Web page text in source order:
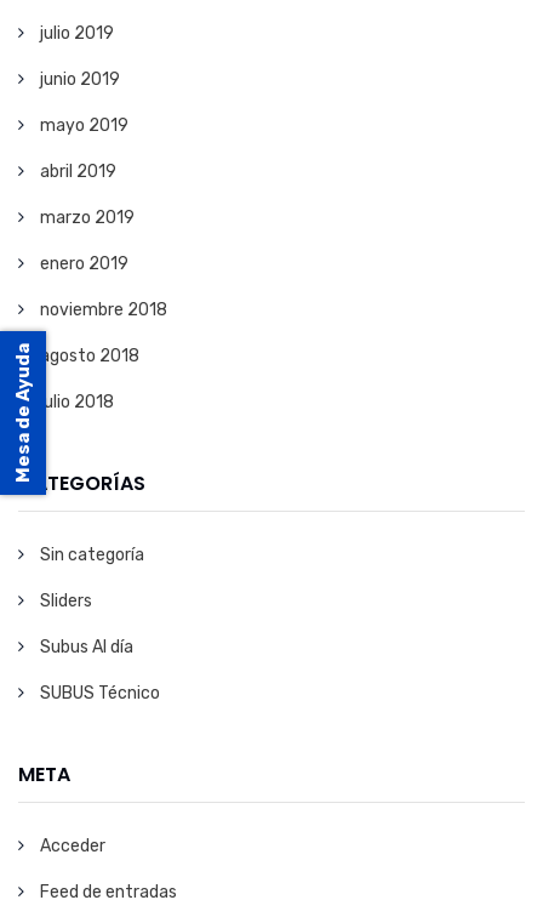
julio 2019
junio 2019
mayo 2019
abril 2019
marzo 2019
enero 2019
noviembre 2018
agosto 2018
julio 2018
CATEGORÍAS
Sin categoría
Sliders
Subus Al día
SUBUS Técnico
META
Acceder
Feed de entradas
Mesa de Ayuda